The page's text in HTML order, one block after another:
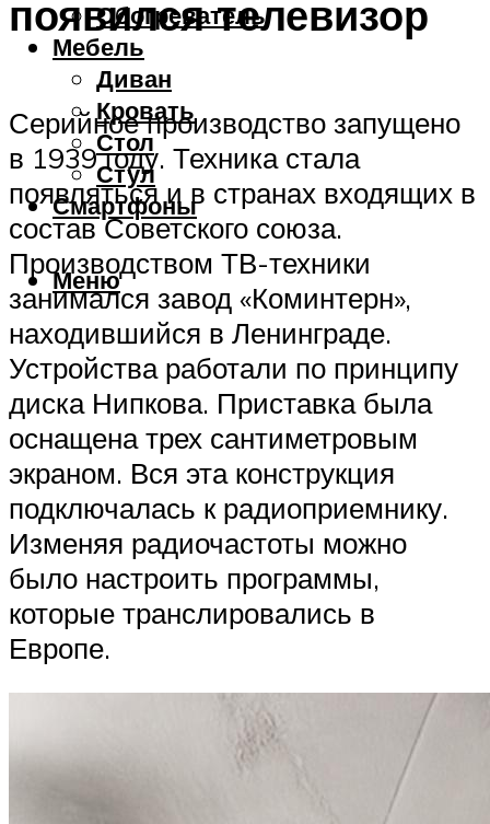
Обогреватель
Мебель
Диван
Кровать
Стол
Стул
Смартфоны
Меню
появился телевизор
Серийное производство запущено
в 1939 году. Техника стала
появляться и в странах входящих в
состав Советского союза.
Производством ТВ-техники
занимался завод «Коминтерн»,
находившийся в Ленинграде.
Устройства работали по принципу
диска Нипкова. Приставка была
оснащена трех сантиметровым
экраном. Вся эта конструкция
подключалась к радиоприемнику.
Изменяя радиочастоты можно
было настроить программы,
которые транслировались в
Европе.